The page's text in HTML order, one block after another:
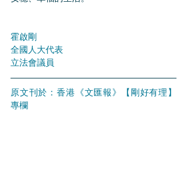
霍啟剛
全國人大代表
立法會議員
原文刊於：香港《文匯報》【剛好有理】
專欄